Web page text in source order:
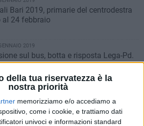
della tua riservatezza è la
nostra priorità
memorizziamo e/o accediamo a
come i cookie, e trattiamo dati
univoci e informazioni standard
Bari 2019, primarie del centrodestra
al 24 febbraio
2019
sul bus, botta e risposta Lega-Pd.
chi porta guerra». Lacarra:
di Salvini»
2019
biologico, in Puglia è legge poter
propria scelta nel fascicolo sanitario